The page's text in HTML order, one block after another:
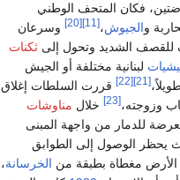
فكان المتحف الوطني
والجيوش،[11]
[20]
وسرعان
الشديد وتحول إلى ثكنات
لبنانية مختلفة أو الجيش
[21]
[22]
قررت السلطات إغلاق
وزوجته،[23] خلال مناوشات
للدمار من واجهة المبنى
يحظر الوصول إلى الطوابق
الأرض مغطاة بطبقة من الخرسانة،